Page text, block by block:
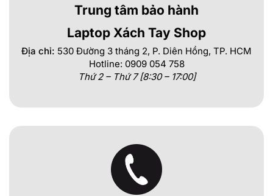
Trung tâm bảo hành
Laptop Xách Tay Shop
Địa chỉ: 530 Đường 3 tháng 2, P. Diên Hồng, TP. HCM
Hotline: 0909 054 758
Thứ 2 – Thứ 7 [8:30 – 17:00]